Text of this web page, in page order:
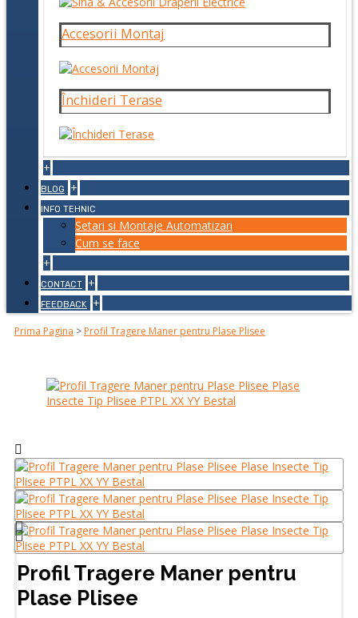
Accesorii Montaj
Închideri Terase
+
BLOG +
INFO TEHNIC
Setari si Montaje Automatizari
Cum se face
+
CONTACT +
FEEDBACK +
Prima Pagina > Profil Tragere Maner pentru Plase Plisee
Profil Tragere Maner pentru
Plase Plisee